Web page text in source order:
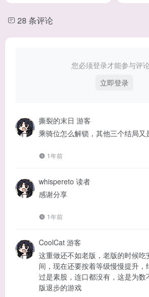
28 条评论
您必须登录才能参与评论
立即登录
撕裂的末日 游客
乘骑位怎么解锁，其他三个结局又
1年前
whispereto 读者
感谢分享
1年前
CoolCat 游客
这重做还不如老版，老版的时候吃
间，现在还要按着等级慢慢提升，
过是素股，连口都没有，这是为
版退步的游戏